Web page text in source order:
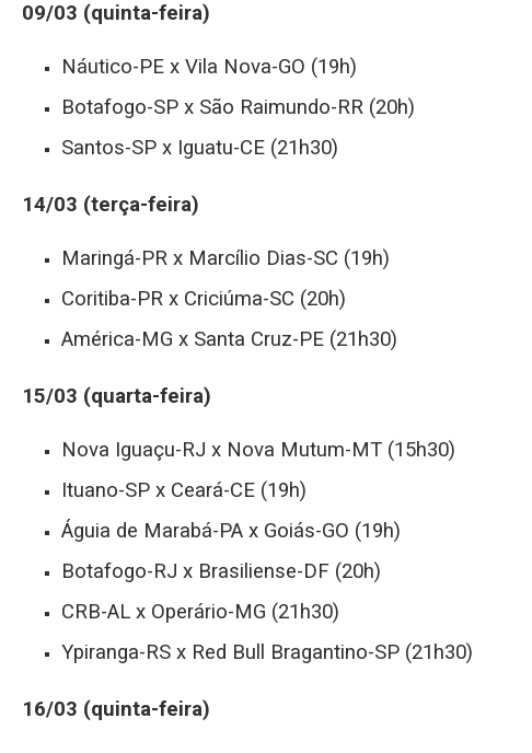
09/03 (quinta-feira)
Náutico-PE x Vila Nova-GO (19h)
Botafogo-SP x São Raimundo-RR (20h)
Santos-SP x Iguatu-CE (21h30)
14/03 (terça-feira)
Maringá-PR x Marcílio Dias-SC (19h)
Coritiba-PR x Criciúma-SC (20h)
América-MG x Santa Cruz-PE (21h30)
15/03 (quarta-feira)
Nova Iguaçu-RJ x Nova Mutum-MT (15h30)
Ituano-SP x Ceará-CE (19h)
Águia de Marabá-PA x Goiás-GO (19h)
Botafogo-RJ x Brasiliense-DF (20h)
CRB-AL x Operário-MG (21h30)
Ypiranga-RS x Red Bull Bragantino-SP (21h30)
16/03 (quinta-feira)